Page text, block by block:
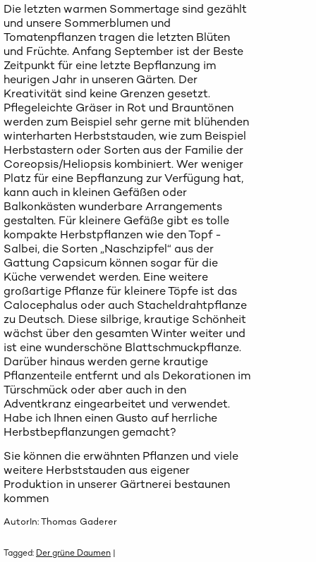
Die letzten warmen Sommertage sind gezählt
und unsere Sommerblumen und
Tomatenpflanzen tragen die letzten Blüten
und Früchte. Anfang September ist der Beste
Zeitpunkt für eine letzte Bepflanzung im
heurigen Jahr in unseren Gärten. Der
Kreativität sind keine Grenzen gesetzt.
Pflegeleichte Gräser in Rot und Brauntönen
werden zum Beispiel sehr gerne mit blühenden
winterharten Herbststauden, wie zum Beispiel
Herbstastern oder Sorten aus der Familie der
Coreopsis/Heliopsis kombiniert. Wer weniger
Platz für eine Bepflanzung zur Verfügung hat,
kann auch in kleinen Gefäßen oder
Balkonkästen wunderbare Arrangements
gestalten. Für kleinere Gefäße gibt es tolle
kompakte Herbstpflanzen wie den Topf -
Salbei, die Sorten „Naschzipfel“ aus der
Gattung Capsicum können sogar für die
Küche verwendet werden. Eine weitere
großartige Pflanze für kleinere Töpfe ist das
Calocephalus oder auch Stacheldrahtpflanze
zu Deutsch. Diese silbrige, krautige Schönheit
wächst über den gesamten Winter weiter und
ist eine wunderschöne Blattschmuckpflanze.
Darüber hinaus werden gerne krautige
Pflanzenteile entfernt und als Dekorationen im
Türschmück oder aber auch in den
Adventkranz eingearbeitet und verwendet.
Habe ich Ihnen einen Gusto auf herrliche
Herbstbepflanzungen gemacht?
Sie können die erwähnten Pflanzen und viele
weitere Herbststauden aus eigener
Produktion in unserer Gärtnerei bestaunen
kommen
AutorIn: Thomas Gaderer
Tagged: Der grüne Daumen |